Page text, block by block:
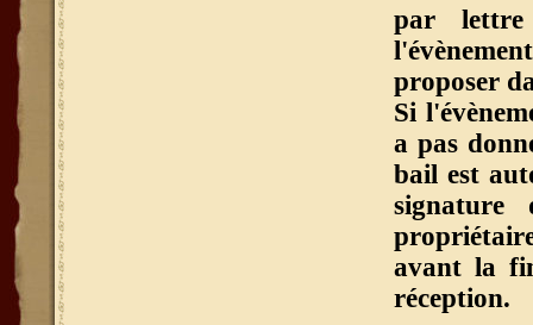
par lettre
proposer
Si
a pas
bail est
avant la
réception.